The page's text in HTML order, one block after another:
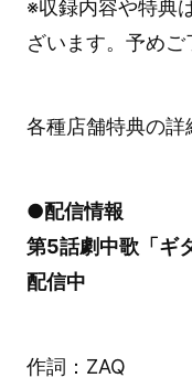
※収録内容や特典
ざいます。予めご
各種店舗特典の詳
●配信情報
第5話劇中歌「ギ
配信中
作詞：ZAQ